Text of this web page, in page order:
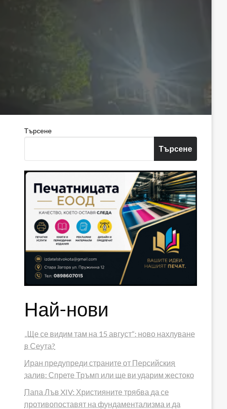
Търсене
Търсене
Най-нови
„Ще се видим там на 15 август“: ново нахлуване
в Сеута?
Иран предупреди страните от Персийския
залив: Спрете Тръмп или ще ви ударим жестоко
Папа Лъв XIV: Християните трябва да се
противопоставят на фундаментализма и да